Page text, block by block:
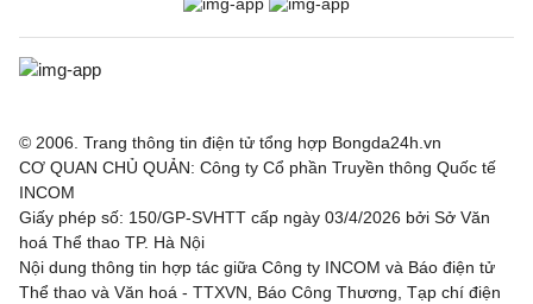
© 2006. Trang thông tin điện tử tổng hợp Bongda24h.vn
CƠ QUAN CHỦ QUẢN: Công ty Cổ phần Truyền thông Quốc tế
INCOM
Giấy phép số: 150/GP-SVHTT cấp ngày 03/4/2026 bởi Sở Văn
hoá Thể thao TP. Hà Nội
Nội dung thông tin hợp tác giữa Công ty INCOM và Báo điện tử
Thể thao và Văn hoá - TTXVN, Báo Công Thương, Tạp chí điện